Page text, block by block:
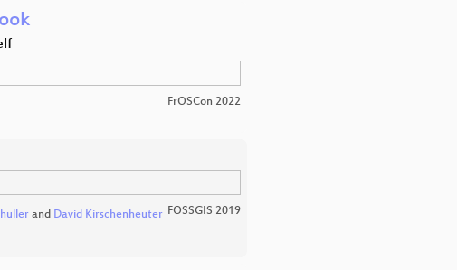
FrOSCon 2022
and David Kirschenheuter FOSSGIS 2019